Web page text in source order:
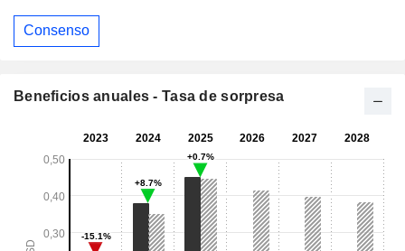
Consenso
Beneficios anuales - Tasa de sorpresa